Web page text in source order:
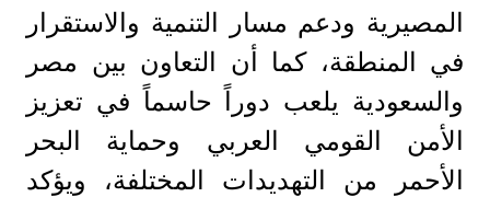
المصيرية ودعم مسار التنمية والاستقرار
في المنطقة، كما أن التعاون بين مصر
والسعودية يلعب دوراً حاسماً في تعزيز
الأمن القومي العربي وحماية البحر
الأحمر من التهديدات المختلفة، ويؤكد